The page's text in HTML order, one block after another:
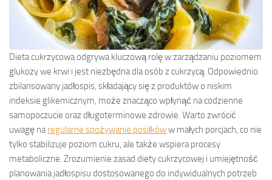
Dieta cukrzycowa odgrywa kluczową rolę w zarządzaniu poziomem
glukozy we krwi i jest niezbędna dla osób z cukrzycą. Odpowiednio
zbilansowany jadłospis, składający się z produktów o niskim
indeksie glikemicznym, może znacząco wpłynąć na codzienne
samopoczucie oraz długoterminowe zdrowie. Warto zwrócić
uwagę naregularne spożywanie posiłkóww małych porcjach, co nie
tylko stabilizuje poziom cukru, ale także wspiera procesy
metaboliczne. Zrozumienie zasad diety cukrzycowej i umiejętność
planowania jadłospisu dostosowanego do indywidualnych potrzeb